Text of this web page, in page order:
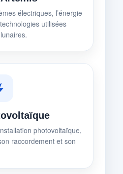
électriques, l’énergie
utilisées
photovoltaïque,
raccordement et son